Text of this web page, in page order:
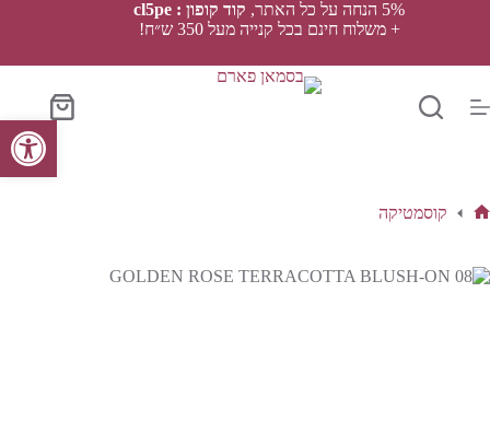
פתח סרגל נגישות
5% הנחה על כל האתר,
קוד קופון : cl5pe
+ משלוח חינם בכל קנייה מעל 350 ש״ח!
סל
הקניות
קוסמטיקה